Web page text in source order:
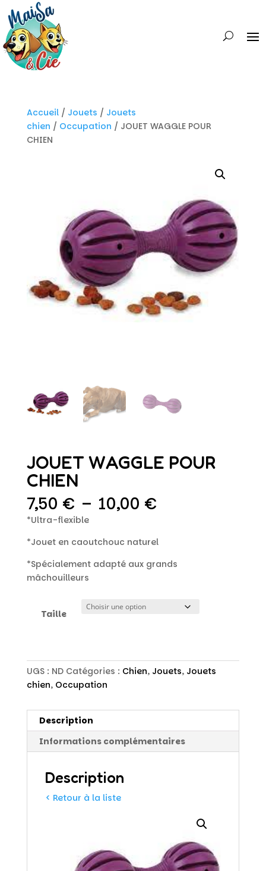
Accueil/ Jouets / Jouets
chien / Occupation / JOUET WAGGLE POUR
CHIEN
JOUET WAGGLE POUR
CHIEN
7,50 € – 10,00 €Plage
7,50 €
à
10,00 €
*Ultra-flexible
*Jouet en caoutchouc naturel
*Spécialement adapté aux grands
mâchouilleurs
Taille
UGS : ND Catégories : Chien, Jouets, Jouets
chien, Occupation
Description
Informations complémentaires
Description
< Retour à la liste